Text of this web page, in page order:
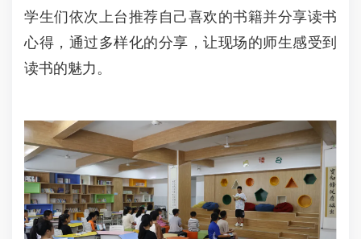
学生们依次上台推荐自己喜欢的书籍并分享读书
心得，通过多样化的分享，让现场的师生感受到
读书的魅力。